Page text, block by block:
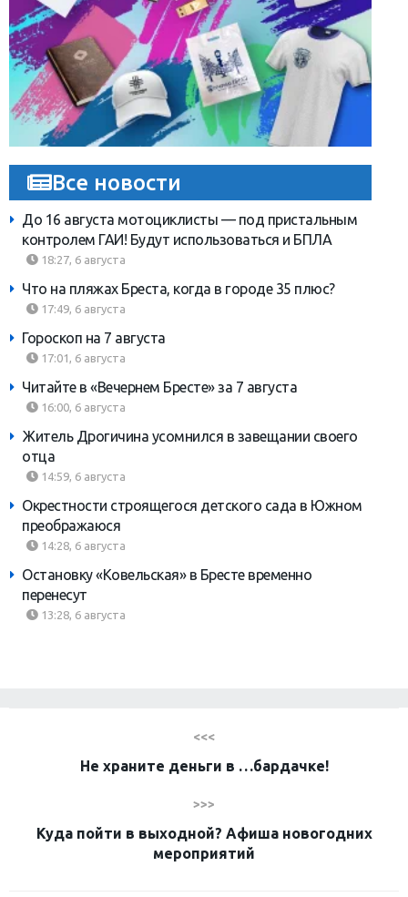
Все новости
До 16 августа мотоциклисты — под пристальным
контролем ГАИ! Будут использоваться и БПЛА
18:27, 6 августа
Что на пляжах Бреста, когда в городе 35 плюс?
17:49, 6 августа
Гороскоп на 7 августа
17:01, 6 августа
Читайте в «Вечернем Бресте» за 7 августа
16:00, 6 августа
Житель Дрогичина усомнился в завещании своего
отца
14:59, 6 августа
Окрестности строящегося детского сада в Южном
преображаюся
14:28, 6 августа
Остановку «Ковельская» в Бресте временно
перенесут
13:28, 6 августа
<<<
Не храните деньги в …бардачке!
>>>
Куда пойти в выходной? Афиша новогодних
мероприятий